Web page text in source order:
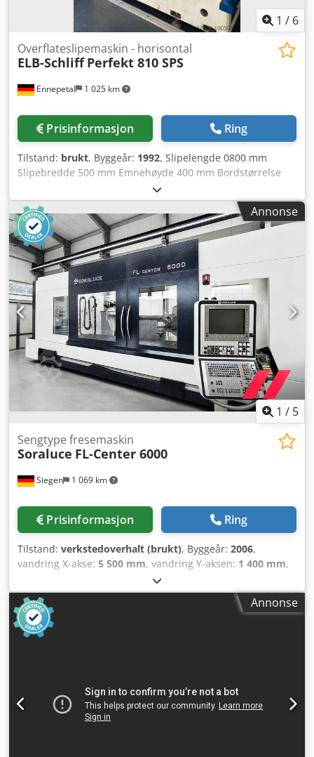
1 / 6
Ennepetal 1 025 km
Overflateslipemaskin - horisontal
ELB-Schliff Perfekt 810 SPS
Prisinformasjon Ring
Tilstand: brukt, Byggeår: 1992, Slipelengde 0800 mm
Slipebredde 500 mm Emnehøyde 400 mm Bordstørrelse
800 x 400 mm Bordhastighet 1 - 25 m/min Tverrmating
automatisk 0 - 60 mm/slagg Slipeskive dimensjoner 400 x
100 x 127 mm Slipespindel hastighet 1400/2800 o/min
Dkjdpswgnz Aefx Anzer Total effektbehov 10 kW Spenning
380 V Maskinvekt ca. 6 t Maskinen er utstyrt med
kjølevæskeanlegg, automatisk vertikal tilføring,
avtrekksenhet og steinholdere. Styringen er upålitelig på
grunn av alder!
Annonse
1 / 5
Siegen 1 069 km
Sengtype fresemaskin
Soraluce FL-Center 6000
Prisinformasjon Ring
Tilstand: verkstedoverhalt (brukt), Byggeår: 2006,
vandring X-akse: 5 500 mm, vandring Y-aksen: 1 400 mm,
1 000 mm
(maks.):5 000 o/min, spindelhastighet (min.):15 o/min,
bordbredde:
6 000 mm, RepairFIT
by Dornhöfer The Difference. Including installation &
commissioning! Year of manufacture: 2006 Capacities /
units 12 Width of T-slots: mm 22 Distance between slots:
mm 100 Max. workpiece weight: kg 13,500 NC Rotary Table:
Position: Right, flush-integrated into table surface
Annonse